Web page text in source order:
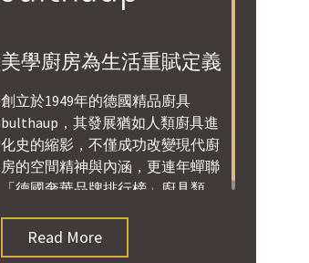
美學廚房為生活重賦定義
創立於1949年的德國精品廚具
bulthaup，其發展猶如人類廚具進
化史的縮影，不僅成功改變現代廚
房的空間精神與內涵，更連年蟬聯
「德國奢華品牌排行榜」廚具類榜
愛。Read More